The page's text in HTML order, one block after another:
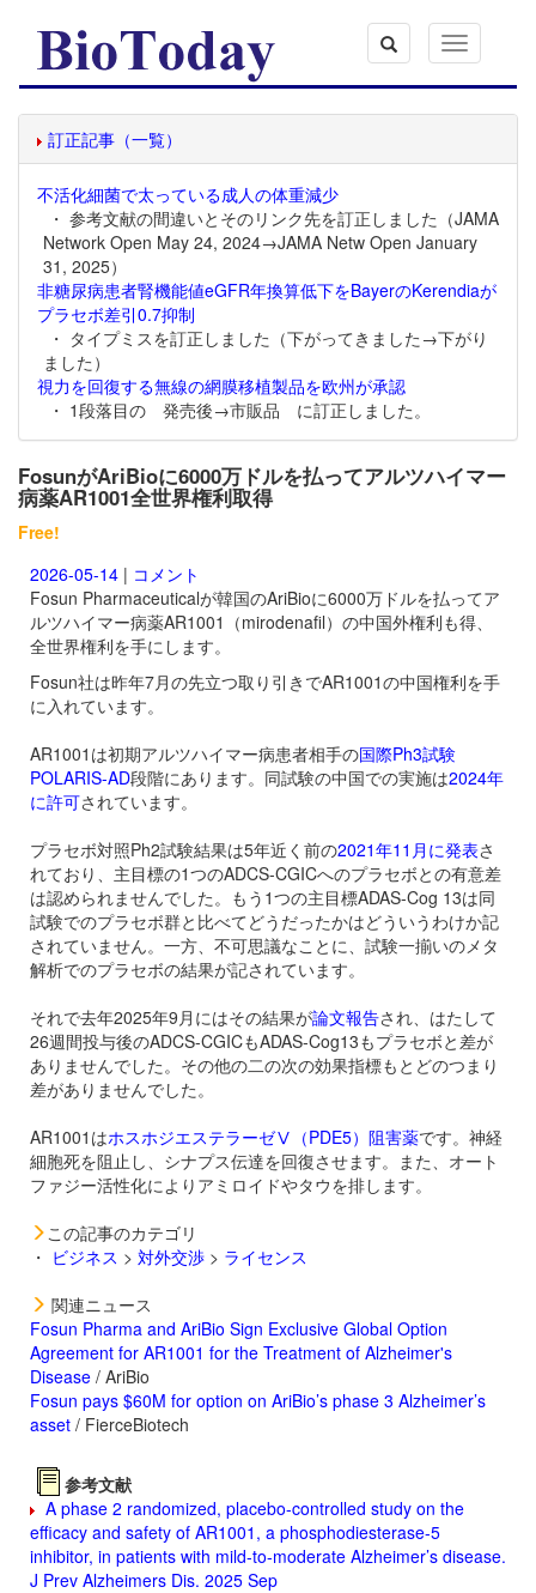
Toggle
navigation
訂正記事（一覧）
不活化細菌で太っている成人の体重減少
・ 参考文献の間違いとそのリンク先を訂正しました（JAMA
Network Open May 24, 2024→JAMA Netw Open January
31, 2025）
非糖尿病患者腎機能値eGFR年換算低下をBayerのKerendiaが
プラセボ差引0.7抑制
・ タイプミスを訂正しました（下がってきました→下がり
ました）
視力を回復する無線の網膜移植製品を欧州が承認
・ 1段落目の 発売後→市販品 に訂正しました。
FosunがAriBioに6000万ドルを払ってアルツハイマー
病薬AR1001全世界権利取得
Free!
2026-05-14 | コメント
Fosun Pharmaceuticalが韓国のAriBioに6000万ドルを払ってア
ルツハイマー病薬AR1001（mirodenafil）の中国外権利も得、
全世界権利を手にします。
Fosun社は昨年7月の先立つ取り引きでAR1001の中国権利を手
に入れています。
AR1001は初期アルツハイマー病患者相手の国際Ph3試験
POLARIS-AD段階にあります。同試験の中国での実施は2024年
に許可されています。
プラセボ対照Ph2試験結果は5年近く前の2021年11月に発表さ
れており、主目標の1つのADCS-CGICへのプラセボとの有意差
は認められませんでした。もう1つの主目標ADAS-Cog 13は同
試験でのプラセボ群と比べてどうだったかはどういうわけか記
されていません。一方、不可思議なことに、試験一揃いのメタ
解析でのプラセボの結果が記されています。
それで去年2025年9月にはその結果が論文報告され、はたして
26週間投与後のADCS-CGICもADAS-Cog13もプラセボと差が
ありませんでした。その他の二の次の効果指標もとどのつまり
差がありませんでした。
AR1001はホスホジエステラーゼⅤ（PDE5）阻害薬です。神経
細胞死を阻止し、シナプス伝達を回復させます。また、オート
ファジー活性化によりアミロイドやタウを排します。
この記事のカテゴリ
・ ビジネス > 対外交渉 > ライセンス
関連ニュース
Fosun Pharma and AriBio Sign Exclusive Global Option
Agreement for AR1001 for the Treatment of Alzheimer's
Disease / AriBio
Fosun pays $60M for option on AriBio’s phase 3 Alzheimer’s
asset / FierceBiotech
参考文献
A phase 2 randomized, placebo-controlled study on the
efficacy and safety of AR1001, a phosphodiesterase-5
inhibitor, in patients with mild-to-moderate Alzheimer’s disease.
J Prev Alzheimers Dis. 2025 Sep